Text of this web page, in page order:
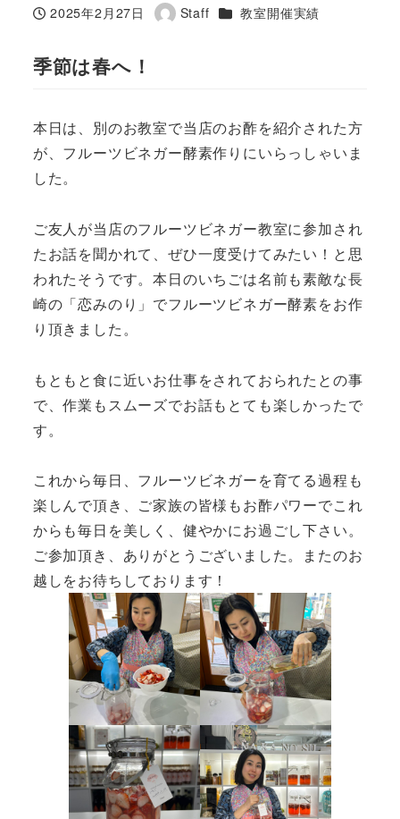
投稿日
2025年2月27日
著
Staff カテゴリー
教室開催実績
季節は春へ！
本日は、別のお教室で当店のお酢を紹介された方
が、フルーツビネガー酵素作りにいらっしゃいま
した。
ご友人が当店のフルーツビネガー教室に参加され
たお話を聞かれて、ぜひ一度受けてみたい！と思
われたそうです。本日のいちごは名前も素敵な長
崎の「恋みのり」でフルーツビネガー酵素をお作
り頂きました。
もともと食に近いお仕事をされておられたとの事
で、作業もスムーズでお話もとても楽しかったで
す。
これから毎日、フルーツビネガーを育てる過程も
楽しんで頂き、ご家族の皆様もお酢パワーでこれ
からも毎日を美しく、健やかにお過ごし下さい。
ご参加頂き、ありがとうございました。またのお
越しをお待ちしております！